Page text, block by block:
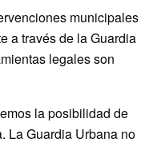
municipales
a través de la Guardia
legales son
la posibilidad de
La Guardia Urbana no